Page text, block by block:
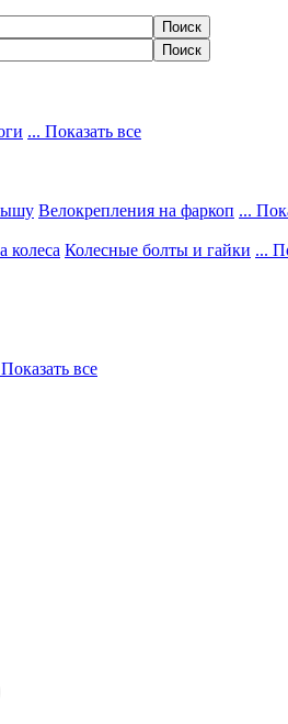
... Показать все
Велокрепления на фаркоп ...
колеса Колесные болты и гайки ...
все